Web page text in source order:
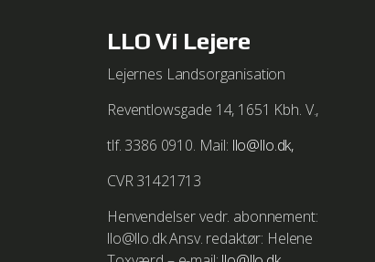
LLO Vi Lejere
Lejernes Landsorganisation
Reventlowsgade 14, 1651 Kbh. V.,
tlf. 3386 0910. Mail: llo@llo.dk,
CVR 31421713
Henvendelser vedr. abonnement:
llo@llo.dk Ansv. redaktør: Helene